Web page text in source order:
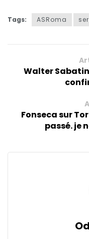
Tags: ASRoma
Walter
Fonseca sur
passé. je